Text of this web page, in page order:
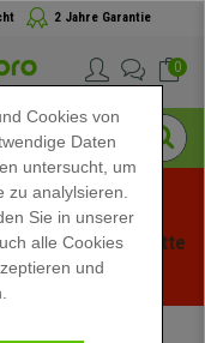
2 Jahre Garantie
0
Exklusive Rabatte
-
Cookies von
Daten
untersucht, um
analylsieren.
Sie in unserer
alle Cookies
und